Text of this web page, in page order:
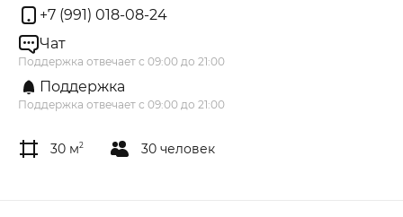
+7 (991) 018-08-24
Чат
Поддержка отвечает с 09:00 до 21:00
Поддержка
Поддержка отвечает с 09:00 до 21:00
30 м2 30 человек